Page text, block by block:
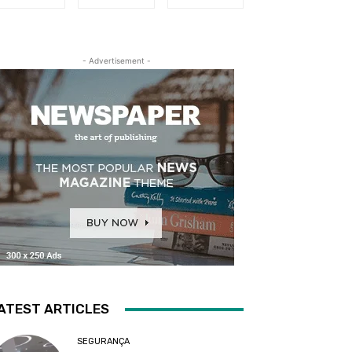
- Advertisement -
ARTICLES
SEGURANÇA